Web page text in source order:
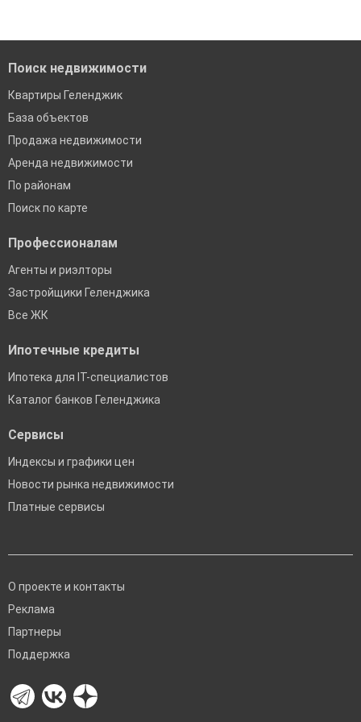
Поиск недвижимости
Квартиры Геленджик
База объектов
Продажа недвижимости
Аренда недвижимости
По районам
Поиск по карте
Профессионалам
Агенты и риэлторы
Застройщики Геленджика
Все ЖК
Ипотечные кредиты
Ипотека для IT-специалистов
Каталог банков Геленджика
Сервисы
Индексы и графики цен
Новости рынка недвижимости
Платные сервисы
О проекте и контакты
Реклама
Партнеры
Поддержка